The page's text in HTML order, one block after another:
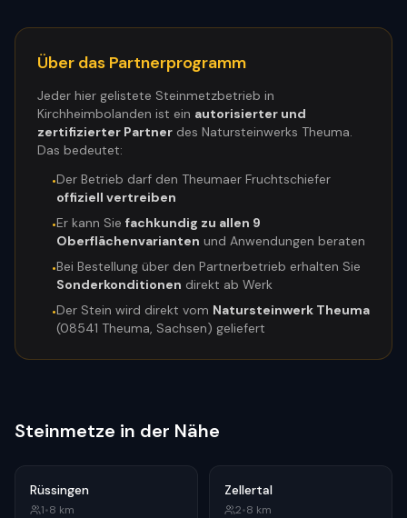
Über das Partnerprogramm
Jeder hier gelistete Steinmetzbetrieb in
Kirchheimbolanden ist ein autorisierter und
zertifizierter Partner des Natursteinwerks Theuma.
Das bedeutet:
•Der Betrieb darf den Theumaer Fruchtschiefer
offiziell vertreiben
•Er kann Sie fachkundig zu allen 9
Oberflächenvarianten und Anwendungen beraten
•Bei Bestellung über den Partnerbetrieb erhalten Sie
Sonderkonditionen direkt ab Werk
•Der Stein wird direkt vom Natursteinwerk Theuma
(08541 Theuma, Sachsen) geliefert
Steinmetze in der Nähe
Rüssingen
1•8 km
Zellertal
2•8 km